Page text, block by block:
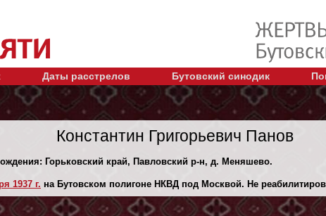
Даты расстрелов Бутовский синодик
Константин Григорьевич Панов
Горьковский край, Павловский р-н, д. Меняшево.
1937 г. на Бутовском полигоне НКВД под Москвой. Не